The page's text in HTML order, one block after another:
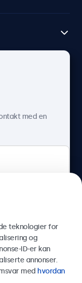
med en
teknologier for
og
ID-er kan
annonser.
med hvordan